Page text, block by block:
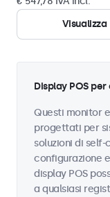
Visualizza
Display POS
Questi monitor
progettati per
soluzioni di
configurazione
display POS
a qualsiasi